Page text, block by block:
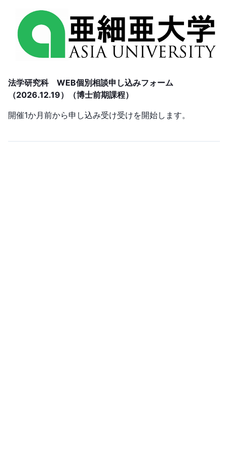
法学研究科 WEB個別相談申し込みフォーム
（2026.12.19）（博士前期課程）
開催1か月前から申し込み受け受けを開始します。